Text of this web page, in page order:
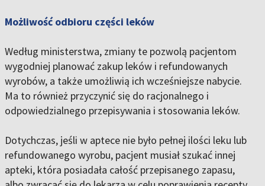
Możliwość odbioru części leków
Według ministerstwa, zmiany te pozwolą pacjentom
wygodniej planować zakup leków i refundowanych
wyrobów, a także umożliwią ich wcześniejsze nabycie.
Ma to również przyczynić się do racjonalnego i
odpowiedzialnego przepisywania i stosowania leków.
Dotychczas, jeśli w aptece nie było pełnej ilości leku lub
refundowanego wyrobu, pacjent musiał szukać innej
apteki, która posiadała całość przepisanego zapasu,